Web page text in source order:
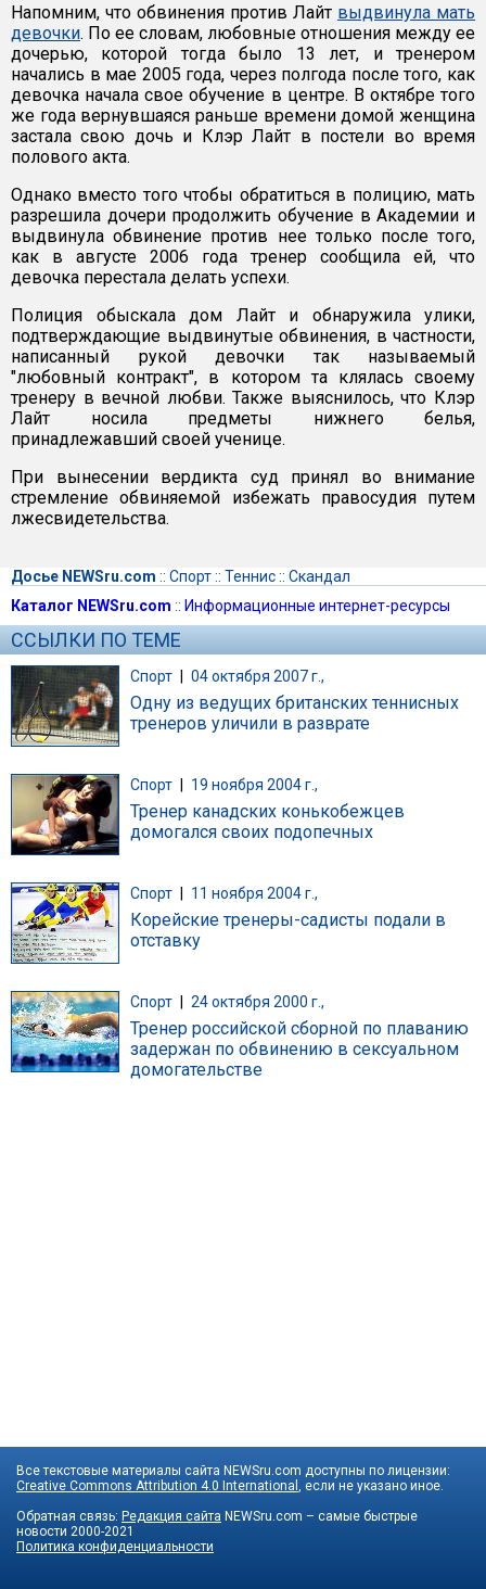
Напомним, что обвинения против Лайт выдвинула мать
девочки. По ее словам, любовные отношения между ее
дочерью, которой тогда было 13 лет, и тренером
начались в мае 2005 года, через полгода после того, как
девочка начала свое обучение в центре. В октябре того
же года вернувшаяся раньше времени домой женщина
застала свою дочь и Клэр Лайт в постели во время
полового акта.
Однако вместо того чтобы обратиться в полицию, мать
разрешила дочери продолжить обучение в Академии и
выдвинула обвинение против нее только после того,
как в августе 2006 года тренер сообщила ей, что
девочка перестала делать успехи.
Полиция обыскала дом Лайт и обнаружила улики,
подтверждающие выдвинутые обвинения, в частности,
написанный рукой девочки так называемый
"любовный контракт", в котором та клялась своему
тренеру в вечной любви. Также выяснилось, что Клэр
Лайт носила предметы нижнего белья,
принадлежавший своей ученице.
При вынесении вердикта суд принял во внимание
стремление обвиняемой избежать правосудия путем
лжесвидетельства.
Досье NEWSru.com :: Спорт:: Теннис:: Скандал
Каталог NEWSru.com :: Информационные интернет-ресурсы
ССЫЛКИ ПО ТЕМЕ
Спорт | 04 октября 2007 г.,
Одну из ведущих британских теннисных
тренеров уличили в разврате
Спорт 19 ноября 2004 г.,
Тренер канадских конькобежцев
домогался своих подопечных
Спорт 11 ноября 2004 г.,
Корейские тренеры-садисты подали в
отставку
Спорт 24 октября 2000 г.,
Тренер российской сборной по плаванию
задержан по обвинению в сексуальном
домогательстве
Все текстовые материалы сайта NEWSru.com доступны по лицензии:
Creative Commons Attribution 4.0 International
, если не указано иное.
Обратная связь: Редакция сайта NEWSru.com – самые быстрые
новости 2000-2021
Политика конфиденциальности